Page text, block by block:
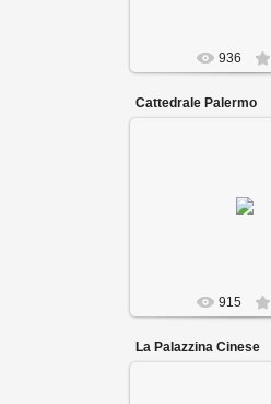
936
Cattedrale Palermo
915
La Palazzina Cinese